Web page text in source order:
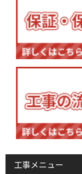
工事メニュー